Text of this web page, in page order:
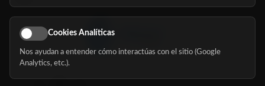
Síguenos
Cookies Analíticas
Nos ayudan a entender cómo interactúas con el sitio (Google
Analytics, etc.).